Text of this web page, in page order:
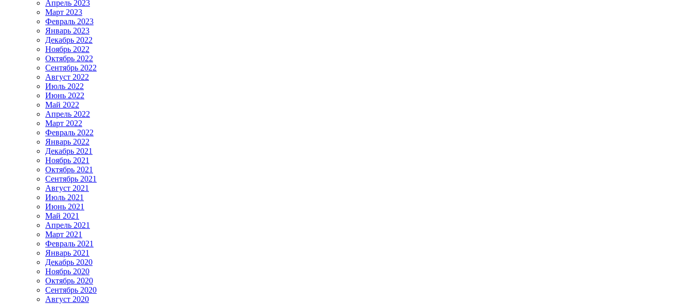
Апрель 2023
Март 2023
Февраль 2023
Январь 2023
Декабрь 2022
Ноябрь 2022
Октябрь 2022
Сентябрь 2022
Август 2022
Июль 2022
Июнь 2022
Май 2022
Апрель 2022
Март 2022
Февраль 2022
Январь 2022
Декабрь 2021
Ноябрь 2021
Октябрь 2021
Сентябрь 2021
Август 2021
Июль 2021
Июнь 2021
Май 2021
Апрель 2021
Март 2021
Февраль 2021
Январь 2021
Декабрь 2020
Ноябрь 2020
Октябрь 2020
Сентябрь 2020
Август 2020